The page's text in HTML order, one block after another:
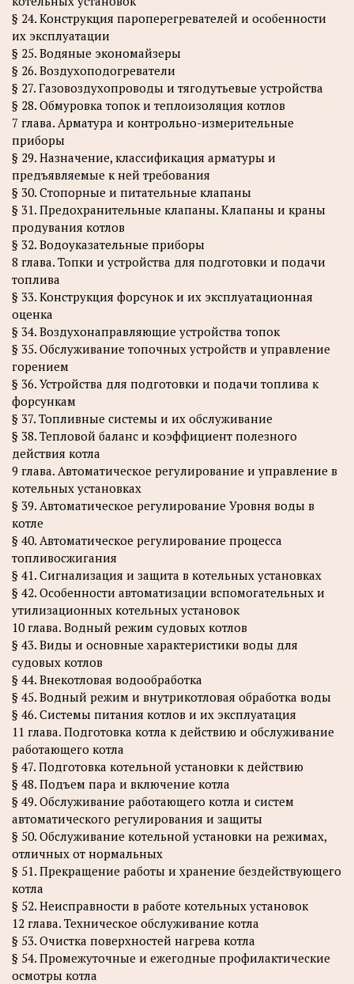
§ 24. Конструкция пароперегревателей и особенности
их эксплуатации
§ 25. Водяные экономайзеры
§ 26. Воздухоподогреватели
§ 27. Газовоздухопроводы и тягодутьевые устройства
§ 28. Обмуровка топок и теплоизоляция котлов
7 глава. Арматура и контрольно-измерительные
приборы
§ 29. Назначение, классификация арматуры и
предъявляемые к ней требования
§ 30. Стопорные и питательные клапаны
§ 31. Предохранительные клапаны. Клапаны и краны
продувания котлов
§ 32. Водоуказательные приборы
8 глава. Топки и устройства для подготовки и подачи
топлива
§ 33. Конструкция форсунок и их эксплуатационная
оценка
§ 34. Воздухонаправляющие устройства топок
§ 35. Обслуживание топочных устройств и управление
горением
§ 36. Устройства для подготовки и подачи топлива к
форсункам
§ 37. Топливные системы и их обслуживание
§ 38. Тепловой баланс и коэффициент полезного
действия котла
9 глава. Автоматическое регулирование и управление в
котельных установках
§ 39. Автоматическое регулирование Уровня воды в
котле
§ 40. Автоматическое регулирование процесса
топливосжигания
§ 41. Сигнализация и защита в котельных установках
§ 42. Особенности автоматизации вспомогательных и
утилизационных котельных установок
10 глава. Водный режим судовых котлов
§ 43. Виды и основные характеристики воды для
судовых котлов
§ 44. Внекотловая водообработка
§ 45. Водный режим и внутрикотловая обработка воды
§ 46. Системы питания котлов и их эксплуатация
11 глава. Подготовка котла к действию и обслуживание
работающего котла
§ 47. Подготовка котельной установки к действию
§ 48. Подъем пара и включение котла
§ 49. Обслуживание работающего котла и систем
автоматического регулирования и защиты
§ 50. Обслуживание котельной установки на режимах,
отличных от нормальных
§ 51. Прекращение работы и хранение бездействующего
котла
§ 52. Неисправности в работе котельных установок
12 глава. Техническое обслуживание котла
§ 53. Очистка поверхностей нагрева котла
§ 54. Промежуточные и ежегодные профилактические
осмотры котла